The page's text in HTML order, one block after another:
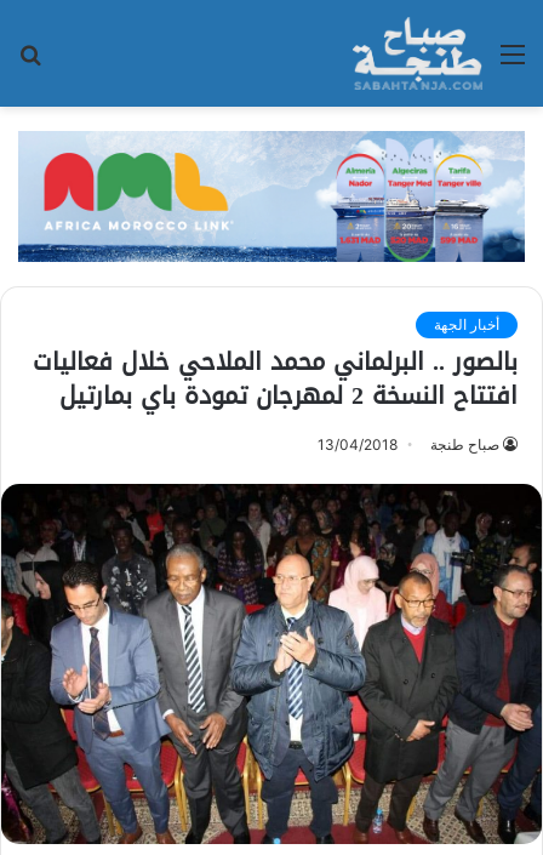
القائمة
أخبار الجهة
بالصور .. البرلماني محمد الملاحي خلال فعاليات
افتتاح النسخة 2 لمهرجان تمودة باي بمارتيل
صباح طنجة 13/04/2018